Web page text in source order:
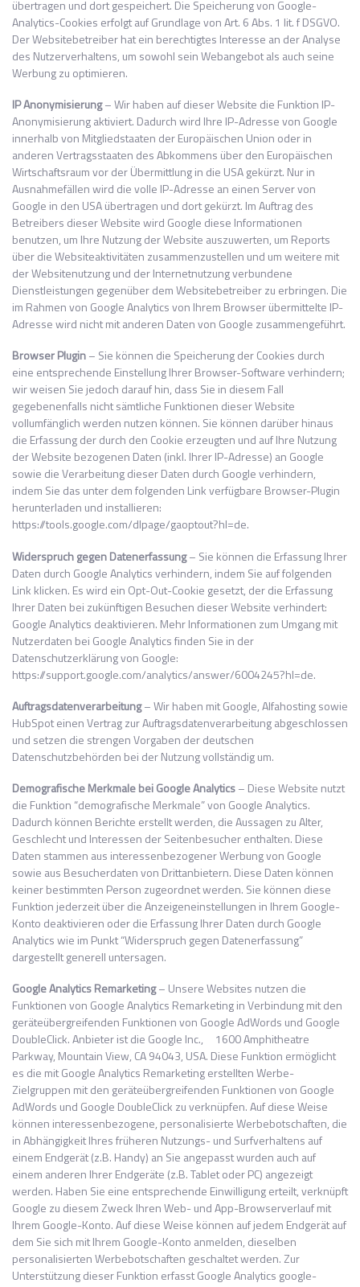
übertragen und dort gespeichert. Die Speicherung von Google-
Analytics-Cookies erfolgt auf Grundlage von Art. 6 Abs. 1 lit. f DSGVO.
Der Websitebetreiber hat ein berechtigtes Interesse an der Analyse
des Nutzerverhaltens, um sowohl sein Webangebot als auch seine
Werbung zu optimieren.
IP Anonymisierung– Wir haben auf dieser Website die Funktion IP-
Anonymisierung aktiviert. Dadurch wird Ihre IP-Adresse von Google
innerhalb von Mitgliedstaaten der Europäischen Union oder in
anderen Vertragsstaaten des Abkommens über den Europäischen
Wirtschaftsraum vor der Übermittlung in die USA gekürzt. Nur in
Ausnahmefällen wird die volle IP-Adresse an einen Server von
Google in den USA übertragen und dort gekürzt. Im Auftrag des
Betreibers dieser Website wird Google diese Informationen
benutzen, um Ihre Nutzung der Website auszuwerten, um Reports
über die Websiteaktivitäten zusammenzustellen und um weitere mit
der Websitenutzung und der Internetnutzung verbundene
Dienstleistungen gegenüber dem Websitebetreiber zu erbringen. Die
im Rahmen von Google Analytics von Ihrem Browser übermittelte IP-
Adresse wird nicht mit anderen Daten von Google zusammengeführt.
Browser Plugin– Sie können die Speicherung der Cookies durch
eine entsprechende Einstellung Ihrer Browser-Software verhindern;
wir weisen Sie jedoch darauf hin, dass Sie in diesem Fall
gegebenenfalls nicht sämtliche Funktionen dieser Website
vollumfänglich werden nutzen können. Sie können darüber hinaus
die Erfassung der durch den Cookie erzeugten und auf Ihre Nutzung
der Website bezogenen Daten (inkl. Ihrer IP-Adresse) an Google
sowie die Verarbeitung dieser Daten durch Google verhindern,
indem Sie das unter dem folgenden Link verfügbare Browser-Plugin
herunterladen und installieren:
https://tools.google.com/dlpage/gaoptout?hl=de.
Widerspruch gegen Datenerfassung– Sie können die Erfassung Ihrer
Daten durch Google Analytics verhindern, indem Sie auf folgenden
Link klicken. Es wird ein Opt-Out-Cookie gesetzt, der die Erfassung
Ihrer Daten bei zukünftigen Besuchen dieser Website verhindert:
Google Analytics deaktivieren. Mehr Informationen zum Umgang mit
Nutzerdaten bei Google Analytics finden Sie in der
Datenschutzerklärung von Google:
https://support.google.com/analytics/answer/6004245?hl=de.
Auftragsdatenverarbeitung– Wir haben mit Google, Alfahosting sowie
HubSpot einen Vertrag zur Auftragsdatenverarbeitung abgeschlossen
und setzen die strengen Vorgaben der deutschen
Datenschutzbehörden bei der Nutzung vollständig um.
Demografische Merkmale bei Google Analytics– Diese Website nutzt
die Funktion “demografische Merkmale” von Google Analytics.
Dadurch können Berichte erstellt werden, die Aussagen zu Alter,
Geschlecht und Interessen der Seitenbesucher enthalten. Diese
Daten stammen aus interessenbezogener Werbung von Google
sowie aus Besucherdaten von Drittanbietern. Diese Daten können
keiner bestimmten Person zugeordnet werden. Sie können diese
Funktion jederzeit über die Anzeigeneinstellungen in Ihrem Google-
Konto deaktivieren oder die Erfassung Ihrer Daten durch Google
Analytics wie im Punkt “Widerspruch gegen Datenerfassung”
dargestellt generell untersagen.
Google Analytics Remarketing– Unsere Websites nutzen die
Funktionen von Google Analytics Remarketing in Verbindung mit den
geräteübergreifenden Funktionen von Google AdWords und Google
DoubleClick. Anbieter ist die Google Inc., 1600 Amphitheatre
Parkway, Mountain View, CA 94043, USA. Diese Funktion ermöglicht
es die mit Google Analytics Remarketing erstellten Werbe-
Zielgruppen mit den geräteübergreifenden Funktionen von Google
AdWords und Google DoubleClick zu verknüpfen. Auf diese Weise
können interessenbezogene, personalisierte Werbebotschaften, die
in Abhängigkeit Ihres früheren Nutzungs- und Surfverhaltens auf
einem Endgerät (z.B. Handy) an Sie angepasst wurden auch auf
einem anderen Ihrer Endgeräte (z.B. Tablet oder PC) angezeigt
werden. Haben Sie eine entsprechende Einwilligung erteilt, verknüpft
Google zu diesem Zweck Ihren Web- und App-Browserverlauf mit
Ihrem Google-Konto. Auf diese Weise können auf jedem Endgerät auf
dem Sie sich mit Ihrem Google-Konto anmelden, dieselben
personalisierten Werbebotschaften geschaltet werden. Zur
Unterstützung dieser Funktion erfasst Google Analytics google-